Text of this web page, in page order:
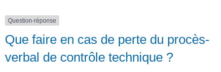
Question-réponse
Que faire en cas de perte du procès-
verbal de contrôle technique ?